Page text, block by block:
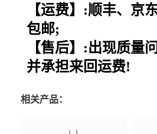
【运费】:顺丰、京
包邮;
【售后】:出现质量
并承担来回运费!
相关产品：